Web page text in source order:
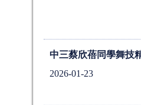
中三蔡欣蓓同學舞技
2026-01-23